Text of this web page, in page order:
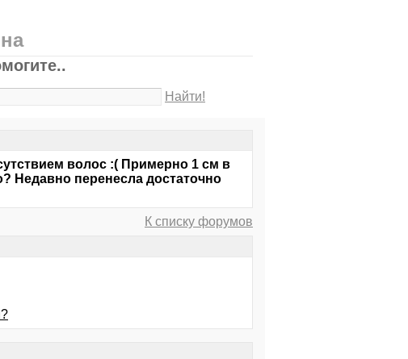
Найти!
волос :( Примерно 1 см в
Недавно перенесла достаточно
К списку форумов